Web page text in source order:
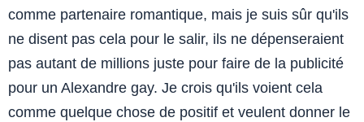
comme partenaire romantique, mais je suis sûr qu'ils
ne disent pas cela pour le salir, ils ne dépenseraient
pas autant de millions juste pour faire de la publicité
pour un Alexandre gay. Je crois qu'ils voient cela
comme quelque chose de positif et veulent donner le